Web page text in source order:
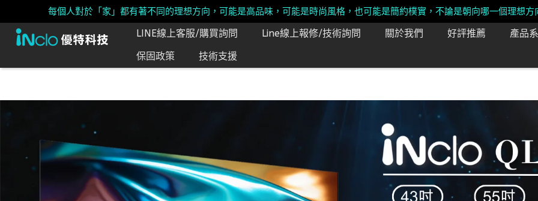
每個人對於「家」都有著不同的理想方向，可能是高品味，可能是時尚風格，也可能是簡約樸實，不論是朝向哪一個理想
LINE線上客服/購買詢問 Line線上報修/技術詢問 關於我們 好評推薦
產品
保固政策
技術支援